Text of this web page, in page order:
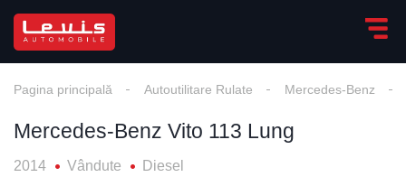
Pagina principală Autoutilitare Rulate Mercedes-Benz
Mercedes-Benz Vito 113 Lung
2014 Vândute Diesel